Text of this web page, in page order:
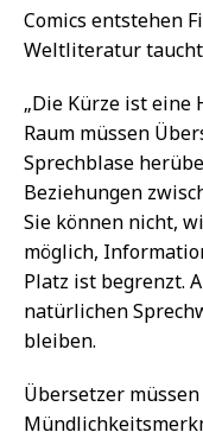
Comics entstehen
Weltliteratur
„Die Kürze ist eine
Raum müssen
Sprechblase
Beziehungen
Sie können nicht,
möglich,
Platz ist begrenzt.
natürlichen
bleiben.
Übersetzer